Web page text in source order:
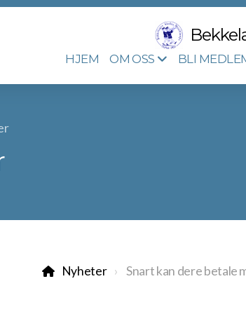
HJEM OM OSS BLI
Nyheter Snart kan dere betale